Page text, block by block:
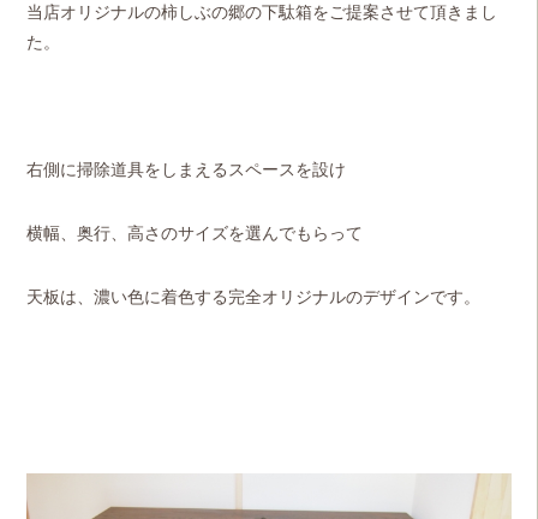
当店オリジナルの柿しぶの郷の下駄箱をご提案させて頂きまし
た。
右側に掃除道具をしまえるスペースを設け
横幅、奥行、高さのサイズを選んでもらって
天板は、濃い色に着色する完全オリジナルのデザインです。